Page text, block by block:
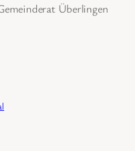
Überlingen